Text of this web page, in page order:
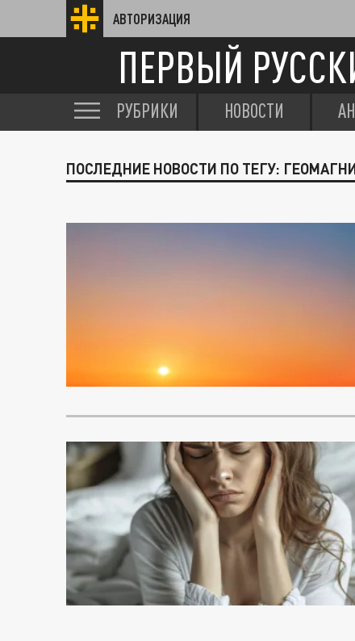
АВТОРИЗАЦИЯ
ПЕРВЫЙ
РУБРИКИ НОВОСТИ
ПОСЛЕДНИЕ НОВОСТИ ПО ТЕГУ: